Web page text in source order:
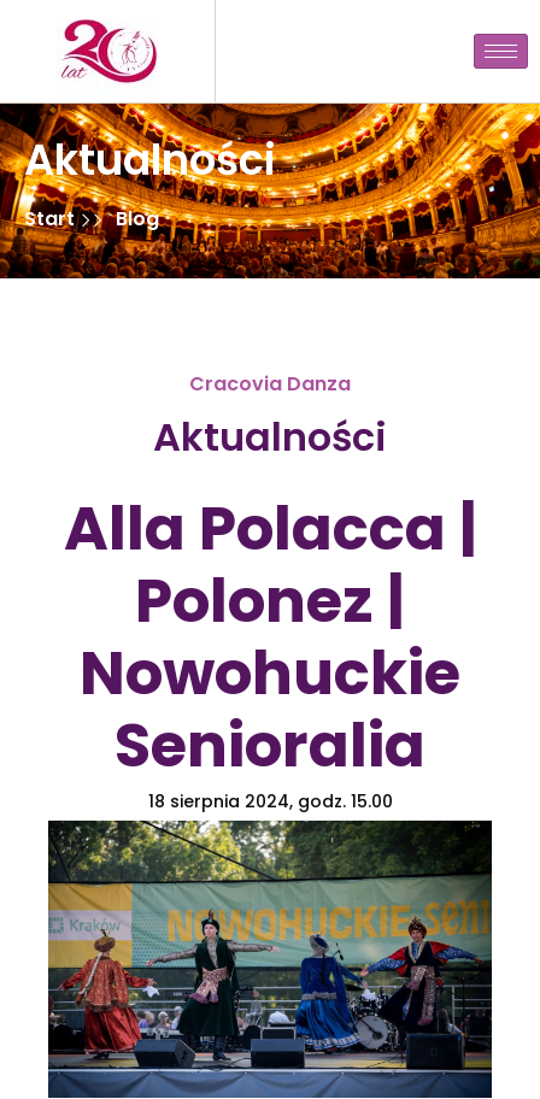
Aktualności
Start Blog
Cracovia Danza
Aktualności
Alla Polacca |
Polonez |
Nowohuckie
Senioralia
18 sierpnia 2024, godz. 15.00